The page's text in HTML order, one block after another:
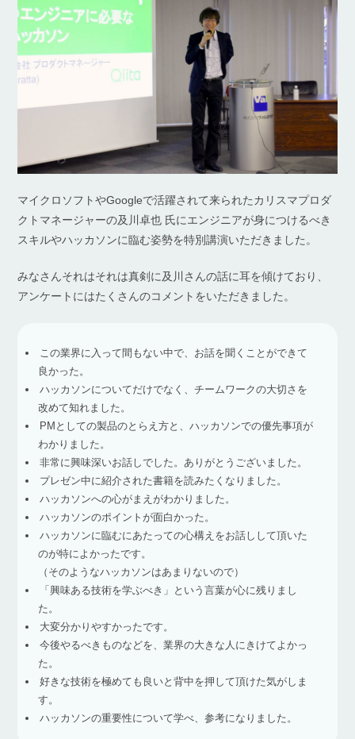
マイクロソフトやGoogleで活躍されて来られたカリスマプロダ
クトマネージャーの及川卓也 氏にエンジニアが身につけるべき
スキルやハッカソンに臨む姿勢を特別講演いただきました。
みなさんそれはそれは真剣に及川さんの話に耳を傾けており、
アンケートにはたくさんのコメントをいただきました。
この業界に入って間もない中で、お話を聞くことができて
良かった。
ハッカソンについてだけでなく、チームワークの大切さを
改めて知れました。
PMとしての製品のとらえ方と、ハッカソンでの優先事項が
わかりました。
非常に興味深いお話しでした。ありがとうございました。
プレゼン中に紹介された書籍を読みたくなりました。
ハッカソンへの心がまえがわかりました。
ハッカソンのポイントが面白かった。
ハッカソンに臨むにあたっての心構えをお話しして頂いた
のが特によかったです。
（そのようなハッカソンはあまりないので）
「興味ある技術を学ぶべき」という言葉が心に残りまし
た。
大変分かりやすかったです。
今後やるべきものなどを、業界の大きな人にきけてよかっ
た。
好きな技術を極めても良いと背中を押して頂けた気がしま
す。
ハッカソンの重要性について学べ、参考になりました。